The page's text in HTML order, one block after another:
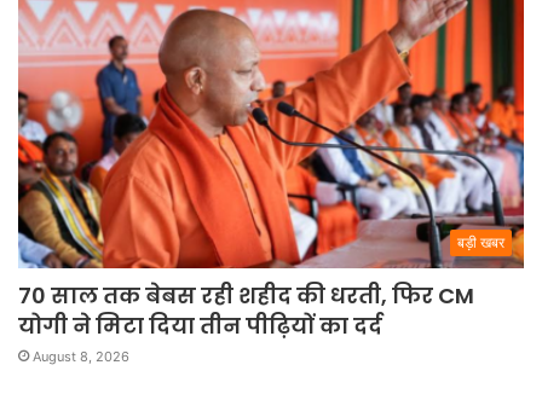
बड़ी खबर
70 साल तक बेबस रही शहीद की धरती, फिर CM
योगी ने मिटा दिया तीन पीढ़ियों का दर्द
August 8, 2026